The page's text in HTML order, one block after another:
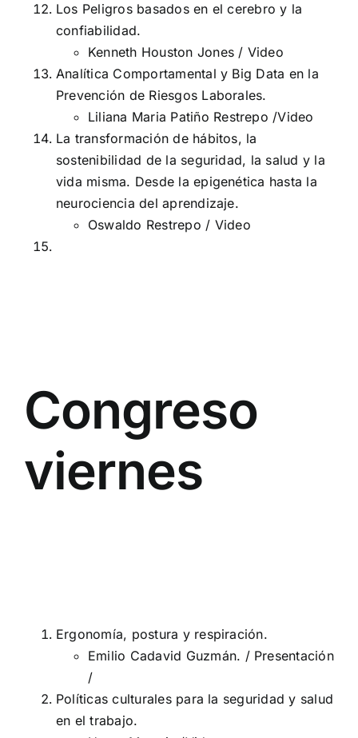
Los Peligros basados en el cerebro y la
confiabilidad.
Kenneth Houston Jones / Video
Analítica Comportamental y Big Data en la
Prevención de Riesgos Laborales.
Liliana Maria Patiño Restrepo /Video
La transformación de hábitos, la
sostenibilidad de la seguridad, la salud y la
vida misma. Desde la epigenética hasta la
neurociencia del aprendizaje.
Oswaldo Restrepo / Video
Congreso
viernes
Ergonomía, postura y respiración.
Emilio Cadavid Guzmán. / Presentación
/
Políticas culturales para la seguridad y salud
en el trabajo.